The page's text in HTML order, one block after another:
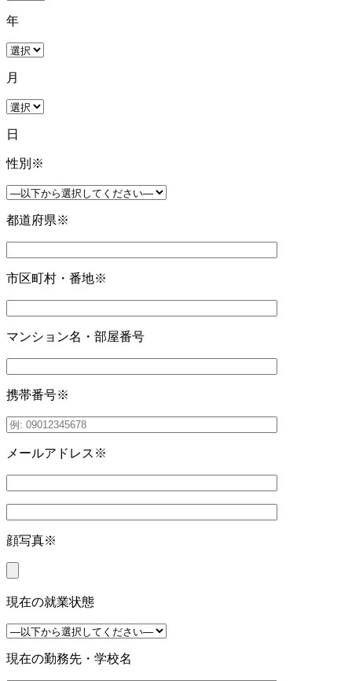
年
月
日
性別 ※
都道府県※
市区町村・番地※
マンション名・部屋番号
携帯番号※
メールアドレス ※
顔写真※
現在の就業状態
現在の勤務先・学校名